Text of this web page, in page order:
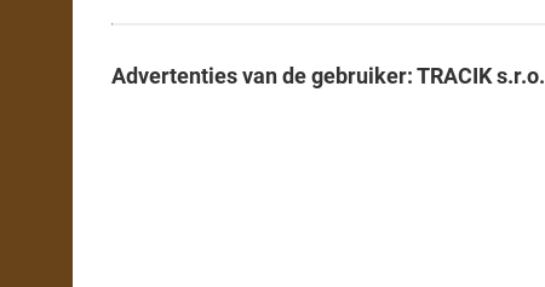
Advertenties van de gebruiker: TRACIK s.r.o.